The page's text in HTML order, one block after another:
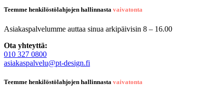
Teemme henkilöstölahjojen hallinnasta vaivatonta
Asiakaspalvelumme auttaa sinua arkipäivisin 8 – 16.00
Ota yhteyttä:
010 327 0800
asiakaspalvelu@pt-design.fi
Teemme henkilöstölahjojen hallinnasta vaivatonta